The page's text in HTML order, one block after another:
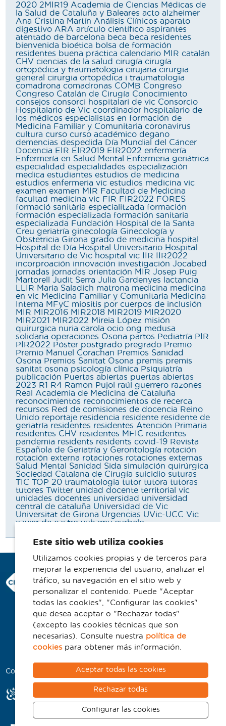
2020 2MIR19 Academia de Ciencias Médicas de
la Salud de Cataluña y Baleares acto alzheimer
Ana Cristina Martín Análisis Clínicos aparato
digestivo ARA artículo científico aspirantes
atentado de barcelona beca beca residentes
bienvenida bioética bolsa de formación
residentes buena práctica calendario MIR catalán
CHV ciencias de la salud cirugía cirugía
ortopédica y traumatologia cirujana cirurgia
general
cirurgia ortopédica i traumatologia
comadrona comadronas COMB Congreso
Congreso Catalán de Cirugía Conocimiento
consejos consorci hospitalari de vic Consorcio
Hospitalario de Vic coordinador hospitalario de
los médicos especialistas en formación de
Medicina Familiar y Comunitaria coronavirus
cultura curso curso académico degano
demencias despedida Día Mundial del Cáncer
Docencia EIR EIR2019 EIR2022 enfermería
Enfermería en Salud Mental
Enfermeria geriátrica
especialidad especialidades especialización
medica estudiantes estudios de medicina
estudios enfermeria vic estudios medicina vic
examen examen MIR Facultad de Medicina
facultad medicina vic FIR FIR2022 FORES
formació sanitària especialitzada formación
formación especializada formación sanitaria
especializada Fundación Hospital de la Santa
Creu geriatría ginecología Ginecología y
Obstetricia Girona grado de medicina hospital
Hospital de Día Hospital Universitario Hospital
Universitario de Vic hospital vic IIR
IIR2022
incorproación innovación investigación Jocabed
jornadas jornadas orientación MIR Josep Puig
Martorell
Judit Serra Julia Gardenyes
lactancia
LLIR Maria Saladich matrona medicina medicina
en vic Medicina Familiar y Comunitaria Medicina
Interna MFyC miositis por cuerpos de inclusión
MIR MIR2016 MIR2018 MIR2019 MIR2020
MIR2021
MIR2022 Mireia López misión
quirurgica nuria carola ocio ong medusa
solidaria operaciones Osona partos Pediatría PIR
PIR2022 Póster postgrado pregrado Premio
Premio Manuel Corachan Premios Sanidad
Osona Premios Sanitat Osona premis premis
sanitat osona psicología clínica Psiquiatría
publicación Puertas abiertas puertas abiertas
2023 R1 R4 Ramon Pujol raúl guerrero razones
Real Academia de Medicina de Cataluña
reconocimientos reconocimientos de recerca
recursos Red de comisiones de docencia Reino
Unido reportaje residencia residente residente de
geriatría residentes residentes Atención Primaria
residentes CHV residentes MFIC residentes
pandemia residents residents covid-19 Revista
Española de Geriatría y Gerontología rotación
rotación externa rotaciones rotaciones externas
Salud Mental
Sanidad Sida simulación quirúrgica
Sociedad Catalana de Cirugía suicidio suturas
TIC TOP 20 traumatologia tutor tutora tutoras
tutores Twitter unidad docente territorial vic
unidades docentes universidad universidad
central de cataluña Universidad de Vic
Universitat de Girona Urgencias UVic-UCC Vic
xavier de castro yuhamy curbelo
Consorci Hospitalari de Vic
Carrer Francesc Pla 'El Vigatà', 1
08500 Vic
Telefono 93 702 77 16
Contacto
Aviso legal
Política de cookies
Colaboradores
Este sitio web utiliza cookies
Utilizamos cookies propias y de terceros para
mejorar la experiencia del usuario, analizar el
tráfico, su navegación en el sitio web y
personalizar el contenido. Puede "Aceptar
todas las cookies", "Configurar las cookies"
que desea aceptar o "Rechazar todas"
(excepto las cookies técnicas que son
necesarias). Consulte nuestra política de
cookiespara obtener más información.
Aceptar todas las cookies
Rechazar todas
Configurar las cookies